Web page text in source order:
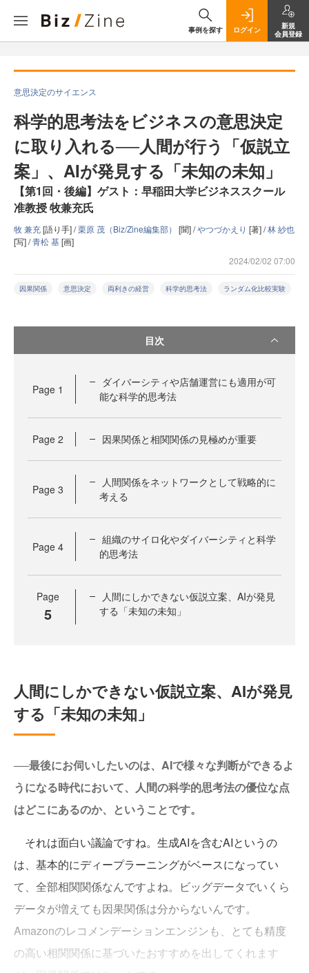
事例を探す ログイン
新規
会員登録
意思決定のサイエンス
科学的思考法をビジネスの意思決定
に取り入れる──人間が行う「仮説立
案」、AIが発見する「未知の未知」
【第1回・後編】ゲスト：早稲田大学ビジネススクール
准教授 牧兼充氏
牧 兼充[語り手] /栗原 茂（Biz/Zine編集部） [聞] /やつづかえり [著] /林 紗也
[写] /青松 基[画]
2024/02/02 07:00
因果関係 意思決定 両利きの経営 科学的思考法 ランダム化比較実験
目次
Page 1
ダイバーシティや店舗運営にも適用が可
能な科学的思考法
Page 2 因果関係と相関関係の見極めが重要
Page 3
人間関係をネットワークとして戦略的に
考える
Page 4
組織のサイロ化やダイバーシティと科学
的思考法
Page
5
人間にしかできない仮説立案、AIが発見
する「未知の未知」
人間にしかできない仮説立案、AIが発見
する「未知の未知」
──最後にお伺いしたいのは、AIで様々な判断ができるよ
うになる時代において、人間の科学的思考法の優位な点
はどこにあるのか、ということです。
それは面白い議論ですね。生成AIを含むAIというの
は、基本的にディープラーニングがベースになってい
て、全部相関関係なんですよね。ビッグデータでいくら
データが増えても因果関係は分からないんです。
Amazonのレコメンデーションエンジンも、とても精度
の高い相関関係に基づいたおすすめを出してくれます